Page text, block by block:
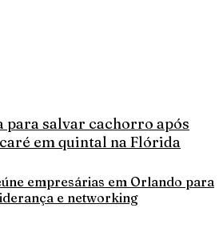
para salvar cachorro após
em quintal na Flórida